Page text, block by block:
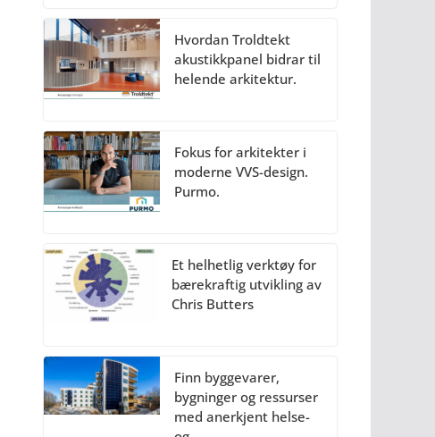
Hvordan Troldtekt
akustikkpanel bidrar til
helende arkitektur.
Fokus for arkitekter i
moderne VVS-design.
Purmo.
Et helhetlig verktøy for
bærekraftig utvikling av
Chris Butters
Finn byggevarer,
bygninger og ressurser
med anerkjent helse-